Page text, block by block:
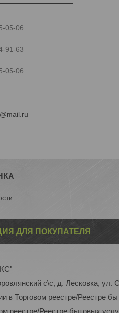
05-06
91-63
05-06
ДЛЯ ПОКУПАТЕЛЯ
с\с, д. Лесковка, ул.
в Торговом реестре/Реестре
реестре/Реестре бытовых